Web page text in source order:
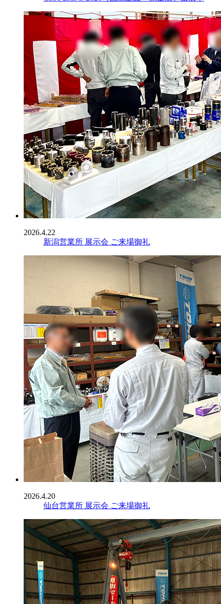
2026.4.22
新潟営業所 展示会 ご来場御礼
2026.4.20
仙台営業所 展示会 ご来場御礼